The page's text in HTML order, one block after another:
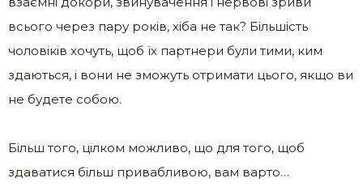
всього через пару років, хіба не так? Більшість
чоловіків хочуть, щоб їх партнери були тими, ким
здаються, і вони не зможуть отримати цього, якщо ви
не будете собою.
Більш того, цілком можливо, що для того, щоб
здаватися більш привабливою, вам варто…